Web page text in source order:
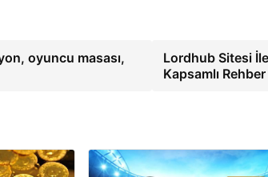
oyuncu masası,
Lordhub Sitesi İle
Kapsamlı